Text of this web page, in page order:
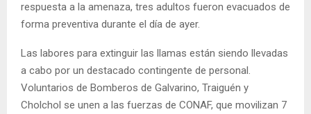
respuesta a la amenaza, tres adultos fueron evacuados de
forma preventiva durante el día de ayer.
Las labores para extinguir las llamas están siendo llevadas
a cabo por un destacado contingente de personal.
Voluntarios de Bomberos de Galvarino, Traiguén y
Cholchol se unen a las fuerzas de CONAF, que movilizan 7